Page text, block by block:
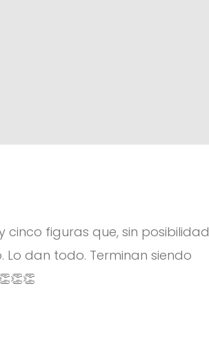
cinco figuras que, sin posibilidad
dan todo. Terminan siendo